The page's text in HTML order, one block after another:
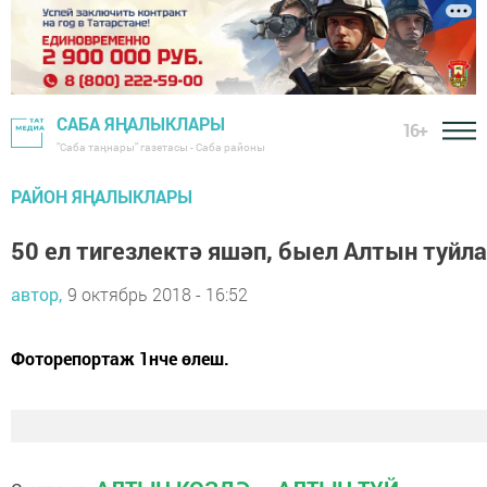
САБА ЯҢАЛЫКЛАРЫ
"Саба таңнары" газетасы - Саба районы
16+
РАЙОН ЯҢАЛЫКЛАРЫ
50 ел тигезлектә яшәп, быел Алтын
автор, 9 октябрь 2018 - 16:52
Фоторепортаж 1нче өлеш.